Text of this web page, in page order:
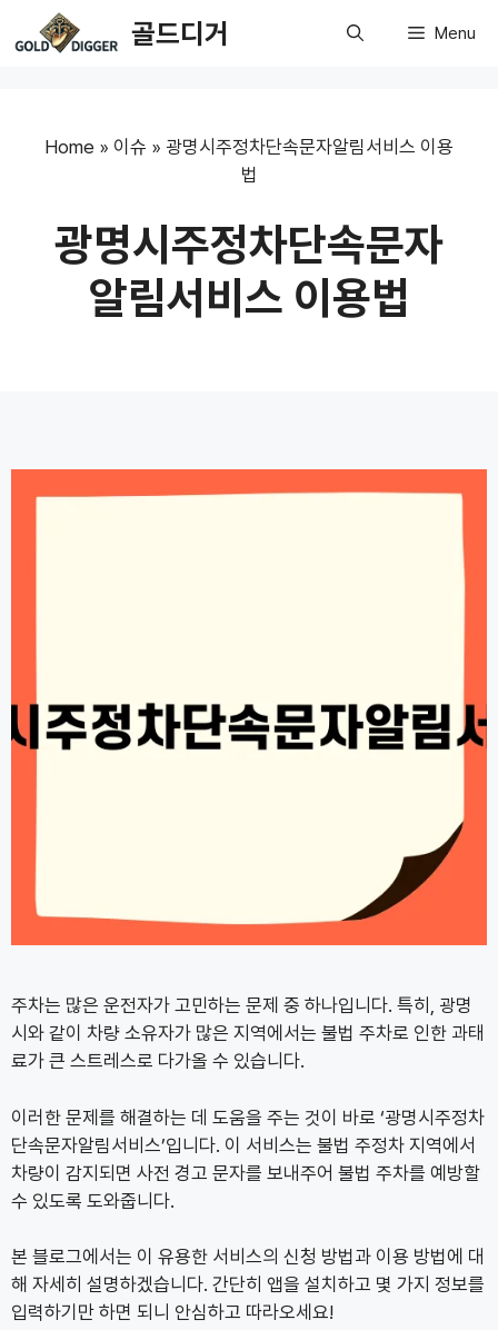
to
골드디거 Menu
Home » 이슈 » 광명시주정차단속문자알림서비스 이용
법
광명시주정차단속문자
알림서비스 이용법
주차는 많은 운전자가 고민하는 문제 중 하나입니다. 특히, 광명
시와 같이 차량 소유자가 많은 지역에서는 불법 주차로 인한 과태
료가 큰 스트레스로 다가올 수 있습니다.
이러한 문제를 해결하는 데 도움을 주는 것이 바로 ‘광명시주정차
단속문자알림서비스’입니다. 이 서비스는 불법 주정차 지역에서
차량이 감지되면 사전 경고 문자를 보내주어 불법 주차를 예방할
수 있도록 도와줍니다.
본 블로그에서는 이 유용한 서비스의 신청 방법과 이용 방법에 대
해 자세히 설명하겠습니다. 간단히 앱을 설치하고 몇 가지 정보를
입력하기만 하면 되니 안심하고 따라오세요!